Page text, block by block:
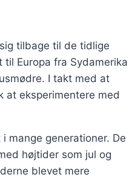
tilbage til de tidlige
Europa fra Sydamerika
I takt med at
eksperimentere med
mange generationer. De
højtider som jul og
blevet mere